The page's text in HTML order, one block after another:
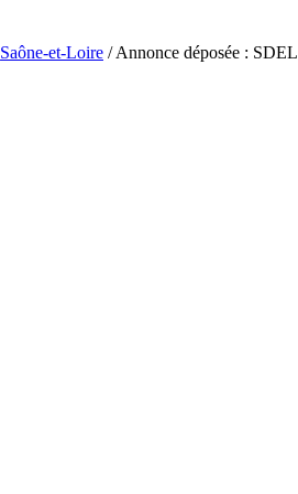
Saône-et-Loire / Annonce déposée :